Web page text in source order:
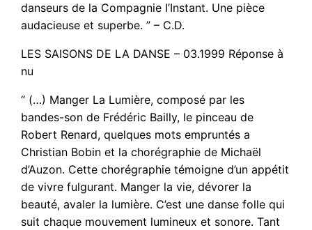
danseurs de la Compagnie I’Instant. Une pièce
audacieuse et superbe. ” – C.D.
LES SAISONS DE LA DANSE – 03.1999 Réponse à
nu
“ (…) Manger La Lumière, composé par les
bandes-son de Frédéric Bailly, le pinceau de
Robert Renard, quelques mots empruntés a
Christian Bobin et la chorégraphie de Michaël
d’Auzon. Cette chorégraphie témoigne d’un appétit
de vivre fulgurant. Manger la vie, dévorer la
beauté, avaler la lumière. C’est une danse folle qui
suit chaque mouvement lumineux et sonore. Tant